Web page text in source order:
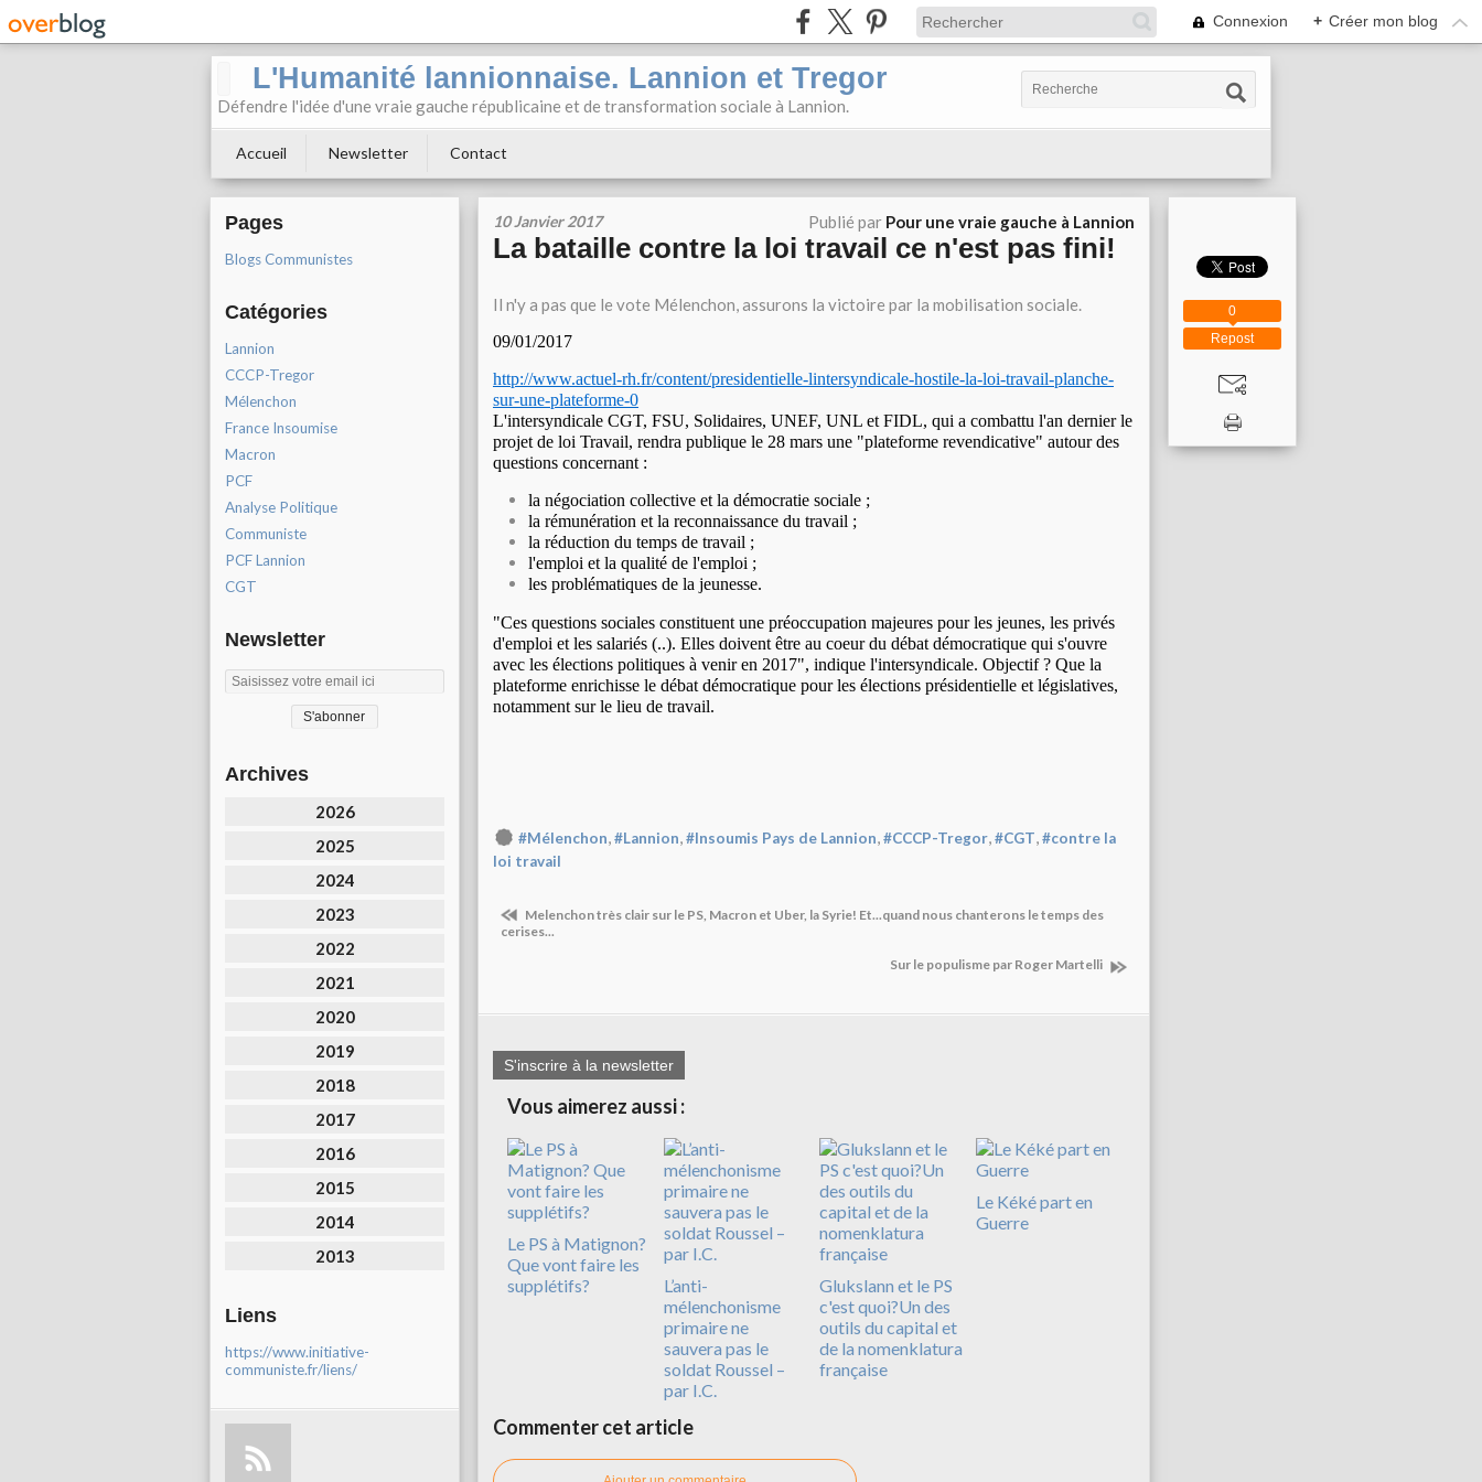
Connexion + Créer mon blog
L'Humanité lannionnaise. Lannion et Tregor
Défendre l'idée d'une vraie gauche républicaine et de transformation sociale à Lannion.
Accueil Newsletter Contact
Pages
Blogs Communistes
Catégories
Lannion
CCCP-Tregor
Mélenchon
France Insoumise
Macron
PCF
Analyse Politique
Communiste
PCF Lannion
CGT
Newsletter
Archives
2026
2025
2024
2023
2022
2021
2020
2019
2018
2017
2016
2015
2014
2013
Liens
https://www.initiative-
communiste.fr/liens/
10 Janvier 2017 Publié par Pour une vraie gauche à Lannion
La bataille contre la loi travail ce n'est pas fini!
Il n'y a pas que le vote Mélenchon, assurons la victoire par la mobilisation sociale.
09/01/2017
http://www.actuel-rh.fr/content/presidentielle-lintersyndicale-hostile-la-loi-travail-planche-
sur-une-plateforme-0
L'intersyndicale CGT, FSU, Solidaires, UNEF, UNL et FIDL, qui a combattu l'an dernier le
projet de loi Travail, rendra publique le 28 mars une "plateforme revendicative" autour des
questions concernant :
la négociation collective et la démocratie sociale ;
la rémunération et la reconnaissance du travail ;
la réduction du temps de travail ;
l'emploi et la qualité de l'emploi ;
les problématiques de la jeunesse.
"Ces questions sociales constituent une préoccupation majeures pour les jeunes, les privés
d'emploi et les salariés (..). Elles doivent être au coeur du débat démocratique qui s'ouvre
avec les élections politiques à venir en 2017", indique l'intersyndicale. Objectif ? Que la
plateforme enrichisse le débat démocratique pour les élections présidentielle et législatives,
notamment sur le lieu de travail.
#Mélenchon,#Lannion,#Insoumis Pays de Lannion,#CCCP-Tregor,#CGT,#contre la
loi travail
Melenchon très clair sur le PS, Macron et Uber, la Syrie! Et...quand nous chanterons le temps des
cerises...
Sur le populisme par Roger Martelli
S'inscrire à la newsletter
Vous aimerez aussi :
Le PS à Matignon?
Que vont faire les
supplétifs?
L’anti-
mélenchonisme
primaire ne
sauvera pas le
soldat Roussel –
par I.C.
Glukslann et le PS
c'est quoi?Un des
outils du capital et
de la nomenklatura
française
Le Kéké part en
Guerre
Commenter cet article
Repost
0